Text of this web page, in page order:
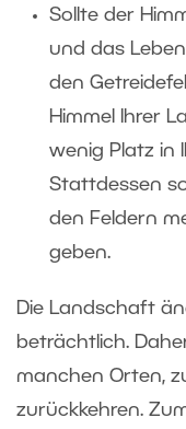
Sollte der
und das
den
Himmel Ihrer
wenig Platz in
Stattdessen
den Feldern
geben.
Die Landschaft
beträchtlich.
manchen Orten,
zurückkehren.